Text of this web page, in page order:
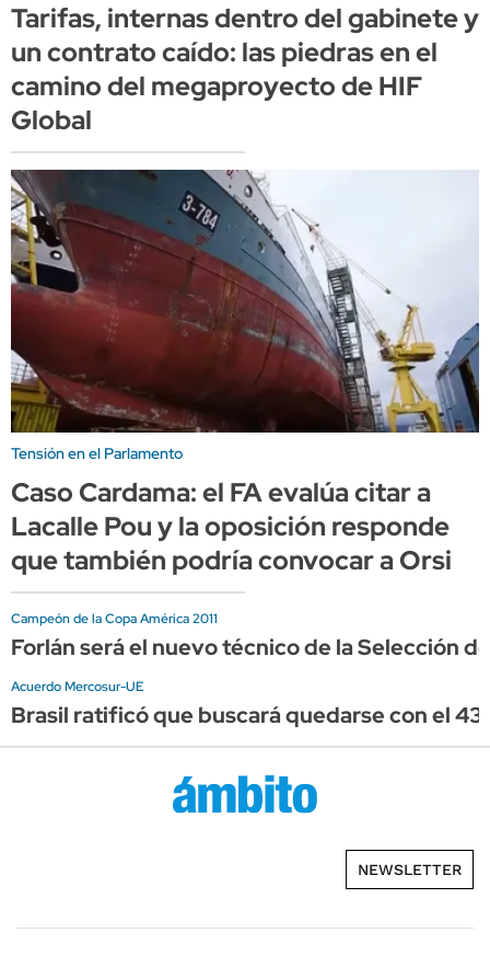
Tarifas, internas dentro del gabinete y
un contrato caído: las piedras en el
camino del megaproyecto de HIF
Global
Tensión en el Parlamento
Caso Cardama: el FA evalúa citar a
Lacalle Pou y la oposición responde
que también podría convocar a Orsi
Campeón de la Copa América 2011
Forlán será el nuevo técnico de la Selección
Acuerdo Mercosur-UE
Brasil ratificó que buscará quedarse con el
NEWSLETTER